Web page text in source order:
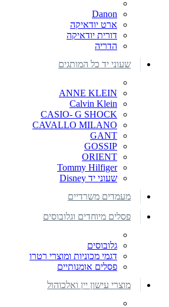
Danon
ארט יודאיקה
דורית יודאיקה
הדריה
שעוני יד כל המותגים
ANNE KLEIN
Calvin Klein
CASIO- G SHOCK
CAVALLO MILANO
GANT
GOSSIP
ORIENT
Tommy Hilfiger
שעוני יד Disney
מעמדים משרדיים
פסלים מיוחדים וגלובוסים
גלובוסים
דגמי מכוניות ומוצרי רטרו
פסלים אומנותיים
מוצרי עישון יין ואלכוהול